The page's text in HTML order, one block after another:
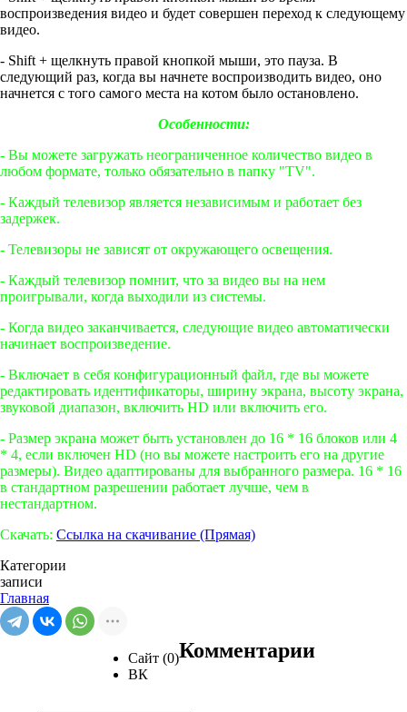
воспроизведения видео и будет совершен переход к следующему
видео.
- Shift + щелкнуть правой кнопкой мыши, это пауза. В
следующий раз, когда вы начнете воспроизводить видео, оно
начнется с того самого места на котом было остановлено.
Особенности:
- Вы можете загружать неограниченное количество видео в
любом формате, только обязательно в папку "TV".
- Каждый телевизор является независимым и работает без
задержек.
- Телевизоры не зависят от окружающего освещения.
- Каждый телевизор помнит, что за видео вы на нем
проигрывали, когда выходили из системы.
- Когда видео заканчивается, следующие видео автоматически
начинает воспроизведение.
- Включает в себя конфигурационный файл, где вы можете
редактировать идентификаторы, ширину экрана, высоту экрана,
звуковой диапазон, включить HD или включить его.
- Размер экрана может быть установлен ​​до 16 * 16 блоков или 4
* 4, если включен HD (но вы можете настроить его на другие
размеры). Видео адаптированы для выбранного размера. 16 * 16
в стандартном разрешении работает лучше, чем в
нестандартном.
Скачать: Ссылка на скачивание (Прямая)
Категории
записи
Главная
Сайт (0)
ВК
Комментарии